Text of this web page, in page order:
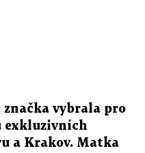
vybrala pro
exkluzivních
a Krakov. Matka